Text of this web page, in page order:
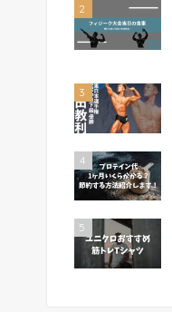
2
3
4
5